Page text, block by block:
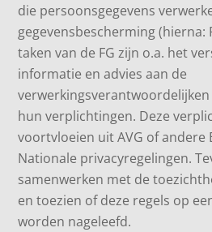
die persoonsgegevens
gegevensbescherming (hierna:
taken van de FG zijn o.a. het
informatie en advies aan de
hun verplichtingen. Deze
voortvloeien uit AVG of andere
Nationale privacyregelingen.
samenwerken met de
en toezien of deze regels op
worden nageleefd.